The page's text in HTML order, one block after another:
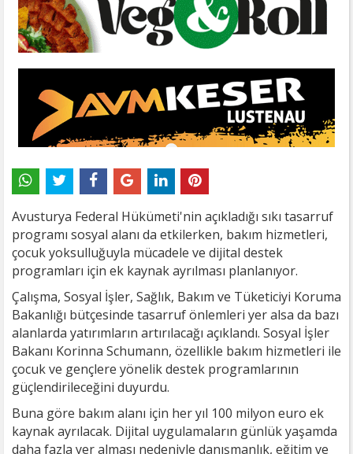
Avusturya Federal Hükümeti'nin açıkladığı sıkı tasarruf
programı sosyal alanı da etkilerken, bakım hizmetleri,
çocuk yoksulluğuyla mücadele ve dijital destek
programları için ek kaynak ayrılması planlanıyor.
Çalışma, Sosyal İşler, Sağlık, Bakım ve Tüketiciyi Koruma
Bakanlığı bütçesinde tasarruf önlemleri yer alsa da bazı
alanlarda yatırımların artırılacağı açıklandı. Sosyal İşler
Bakanı Korinna Schumann, özellikle bakım hizmetleri ile
çocuk ve gençlere yönelik destek programlarının
güçlendirileceğini duyurdu.
Buna göre bakım alanı için her yıl 100 milyon euro ek
kaynak ayrılacak. Dijital uygulamaların günlük yaşamda
daha fazla yer alması nedeniyle danışmanlık, eğitim ve